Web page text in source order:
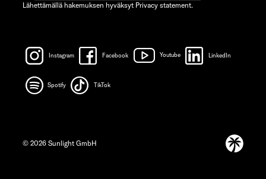
Lähettämällä hakemuksen hyväksyt Privacy statement.
Instagram Facebook Youtube LinkedIn
Spotify TikTok
© 2026 Sunlight GmbH